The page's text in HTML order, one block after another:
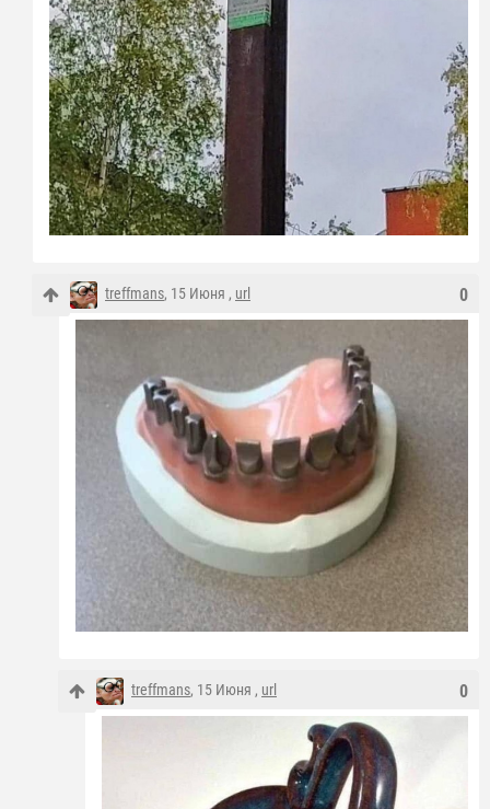
0
treffmans, 15 Июня , url
0
treffmans, 15 Июня , url